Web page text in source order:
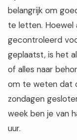
belangrijk om
te letten. Hoewel
gecontroleerd
geplaatst, is het
of alles naar
om te weten dat
zondagen
week ben je van
uur.